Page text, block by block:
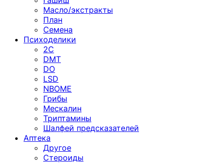
Масло/экстракты
План
Семена
Психоделики
2C
DMT
DO
LSD
NBOME
Грибы
Мескалин
Триптамины
Шалфей предсказателей
Аптека
Другое
Стероиды